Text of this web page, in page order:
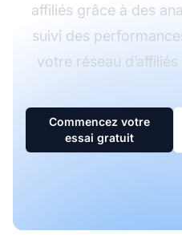
affiliés grâce à des
suivi des
votre réseau
Commencez votre
essai gratuit